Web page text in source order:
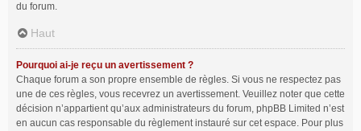
du forum.
Haut
Pourquoi ai-je reçu un avertissement ?
Chaque forum a son propre ensemble de règles. Si vous ne respectez pas
une de ces règles, vous recevrez un avertissement. Veuillez noter que cette
décision n’appartient qu’aux administrateurs du forum, phpBB Limited n’est
en aucun cas responsable du règlement instauré sur cet espace. Pour plus